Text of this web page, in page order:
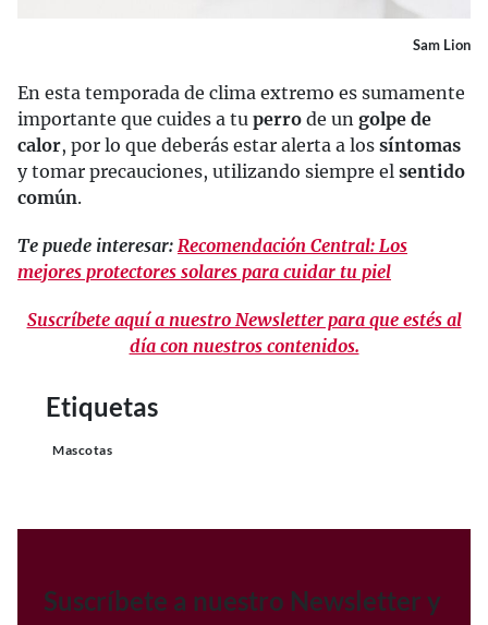
Sam Lion
En esta temporada de clima extremo es sumamente
importante que cuides a tu perro de un golpe de
calor, por lo que deberás estar alerta a los síntomas
y tomar precauciones, utilizando siempre el sentido
común.
Te puede interesar: Recomendación Central: Los
mejores protectores solares para cuidar tu piel
Suscríbete aquí a nuestro Newsletter para que estés al
día con nuestros contenidos.
Etiquetas
Mascotas
Suscríbete a nuestro Newsletter y